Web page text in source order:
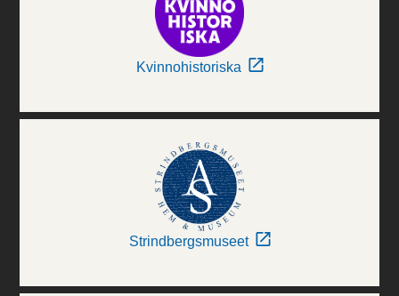
Kvinnohistoriska
Strindbergsmuseet